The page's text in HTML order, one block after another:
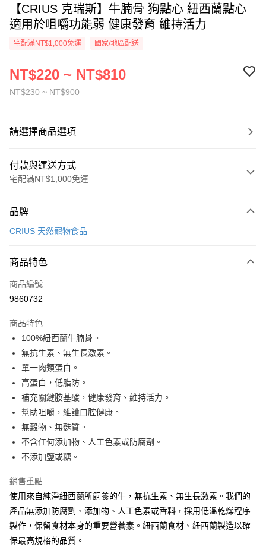
【CRIUS 克瑞斯】牛腩骨 狗點心 紐西蘭點心
適用於咀嚼功能弱 健康發育 維持活力
宅配滿NT$1,000免運 國家/地區配送
NT$230 ~ NT$900
NT$220 ~ NT$810
請選擇商品選項
付款與運送方式
宅配滿NT$1,000免運
信用卡一次付款
Apple Pay
Google Pay
新竹貨運宅配
每筆NT$100，滿NT$1,000(含以上)免運費
祥億貨運
每筆NT$100，滿NT$1,000(含以上)免運費
離島宅配
每筆NT$200，滿NT$1,000(含以上)免運費
香港
品牌
CRIUS 天然寵物食品
商品特色
商品編號
9860732
商品特色
100%紐西蘭牛腩骨。
無抗生素、無生長激素。
單一肉類蛋白。
高蛋白，低脂防。
補充關鍵胺基酸，健康發育、維持活力。
幫助咀嚼，維護口腔健康。
無穀物、無麩質。
不含任何添加物、人工色素或防腐劑。
不添加鹽或糖。
銷售重點
使用來自純淨紐西蘭所飼養的牛，無抗生素、無生長激素。我們的
產品無添加防腐劑、添加物、人工色素或香料，採用低溫乾燥程序
製作，保留食材本身的重要營養素。紐西蘭食材、紐西蘭製造以確
保最高規格的品質。